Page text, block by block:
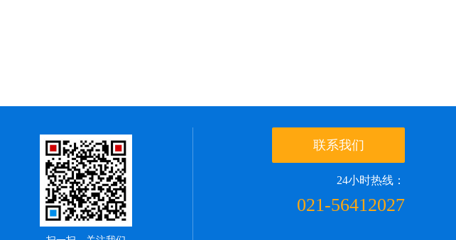
联系我们
24小时热线：
021-56412027